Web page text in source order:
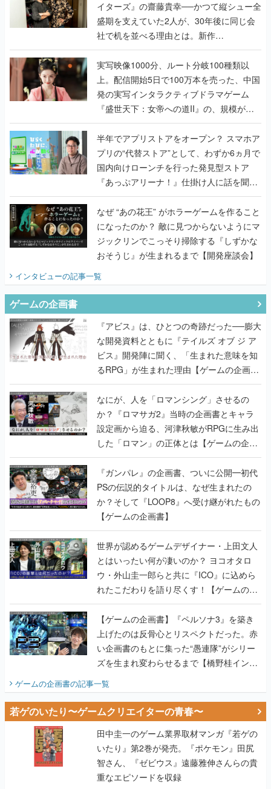
イターズ』の齋藤貴幸──かつて縦シュー全
盛期を支えていた2人が、30年後に同じ会
社で机を並べる理由とは。新作
『TATSUJIN EXTREME』で初タッグを組
んだレジェンド2人に訊く開発秘話
実写映像1000分、ルート分岐100種類以
上。配信開始5日で100万本を売った、中国
発の実写インタラクティブドラマゲーム
『盛世天下：女帝への道II』の、規模が違
うこだわりをプロデューサーに聞いた
半年でアプリストアをオープン？ スマホア
プリの“代替ストア”として、わずか6ヵ月で
国内向けローンチを行った発見型ストア
『あっぷアリーナ！』仕掛け人に話を聞い
てみた
なぜ “あの花王” がホラーゲームを作ること
になったのか？ 敵に見つからないようにマ
ジックリンでこっそり掃除する『しずかな
おそうじ』が生まれるまで【開発座談会】
インタビューの記事一覧
ゲームの企画書
『アビス』は、ひとつの奇跡だった──膨大
な開発資料とともに『テイルズ オブ ジ ア
ビス』開発陣に聞く、「生まれた意味を知
るRPG」が生まれた理由【ゲームの企画
書】
なにが、人を「ロマンシング」させるの
か？『ロマサガ2』当時の企画書とキャラ
設定画から迫る、河津秋敏がRPGに生み出
した「ロマン」の正体とは【ゲームの企画
書】
『ガンパレ』の企画書、ついに公開━初代
PSの伝説的タイトルは、なぜ生まれたの
か？そして『LOOP8』へ受け継がれたもの
【ゲームの企画書】
世界が認めるゲームデザイナー・上田文人
とはいったい何が凄いのか？ ヨコオタロ
ウ・外山圭一郎らと共に『ICO』に込めら
れたこだわりを語り尽くす！【ゲームの企
画書】
【ゲームの企画書】『ペルソナ3』を築き
上げたのは反骨心とリスペクトだった。赤
い企画書のもとに集った“愚連隊”がシリー
ズを生まれ変わらせるまで【橋野桂インタ
ゲームの企画書の記事一覧
若ゲのいたり〜ゲームクリエイターの青春〜
田中圭一のゲーム業界取材マンガ『若ゲの
いたり』第2巻が発売。『ポケモン』田尻
智さん、『ゼビウス』遠藤雅伸さんらの貴
重なエピソードを収録